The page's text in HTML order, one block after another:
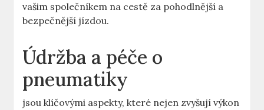
vašim společníkem na cestě za pohodlnější a
bezpečnější jízdou.
Údržba a péče o
pneumatiky
jsou klíčovými aspekty, které nejen zvyšují výkon